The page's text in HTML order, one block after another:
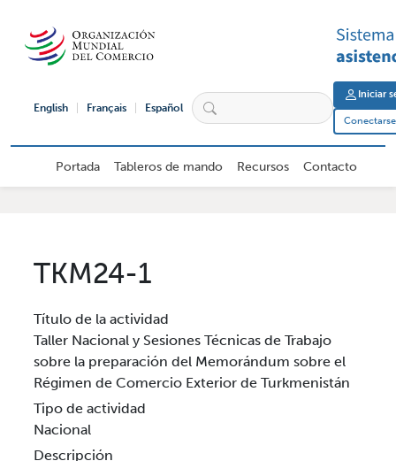
English Français Español
User
Iniciar
Navegación principal de usuario
Portada Tableros de mando Recursos Contacto
TKM24-1
Título de la actividad
Taller Nacional y Sesiones Técnicas de Trabajo
sobre la preparación del Memorándum sobre el
Régimen de Comercio Exterior de Turkmenistán
Tipo de actividad
Nacional
Descripción